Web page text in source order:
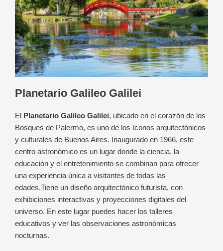
Planetario Galileo Galilei
El Planetario Galileo Galilei, ubicado en el corazón de los
Bosques de Palermo, es uno de los íconos arquitectónicos
y culturales de Buenos Aires. Inaugurado en 1966, este
centro astronómico es un lugar donde la ciencia, la
educación y el entretenimiento se combinan para ofrecer
una experiencia única a visitantes de todas las
edades.Tiene un diseño arquitectónico futurista, con
exhibiciones interactivas y proyecciones digitales del
universo. En este lugar puedes hacer los talleres
educativos y ver las observaciones astronómicas
nocturnas.